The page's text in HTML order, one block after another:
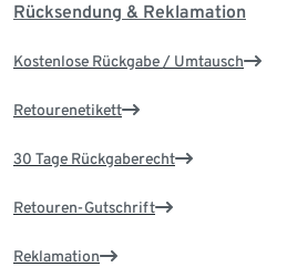
Rücksendung & Reklamation
Kostenlose Rückgabe / Umtausch
Retourenetikett
30 Tage Rückgaberecht
Retouren-Gutschrift
Reklamation